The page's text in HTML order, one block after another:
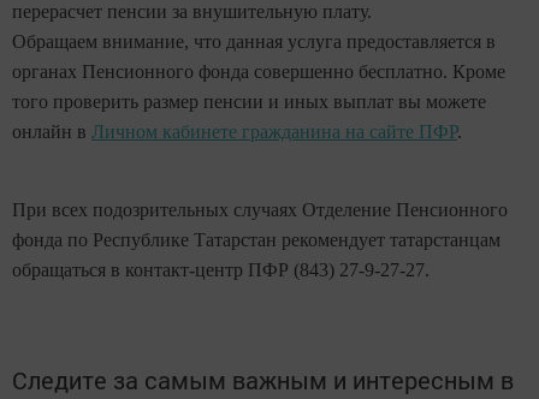
перерасчет пенсии за внушительную плату.
Обращаем внимание, что данная услуга предоставляется в
органах Пенсионного фонда совершенно бесплатно. Кроме
того проверить размер пенсии и иных выплат вы можете
онлайн в Личном кабинете гражданина на сайте ПФР.
При всех подозрительных случаях Отделение Пенсионного
фонда по Республике Татарстан рекомендует татарстанцам
обращаться в контакт-центр ПФР (843) 27-9-27-27.
Следите за самым важным и интересным в